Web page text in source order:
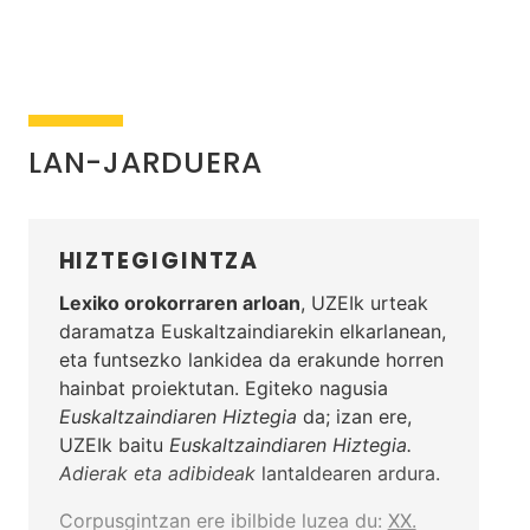
LAN-JARDUERA
HIZTEGIGINTZA
Lexiko orokorraren arloan, UZEIk urteak
daramatza Euskaltzaindiarekin elkarlanean,
eta funtsezko lankidea da erakunde horren
hainbat proiektutan. Egiteko nagusia
Euskaltzaindiaren Hiztegia da; izan ere,
UZEIk baitu Euskaltzaindiaren Hiztegia.
Adierak eta adibideaklantaldearen ardura.
Corpusgintzan ere ibilbide luzea du: XX.